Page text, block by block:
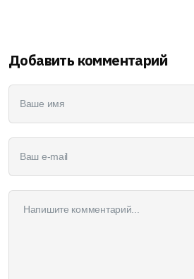
Добавить комментарий